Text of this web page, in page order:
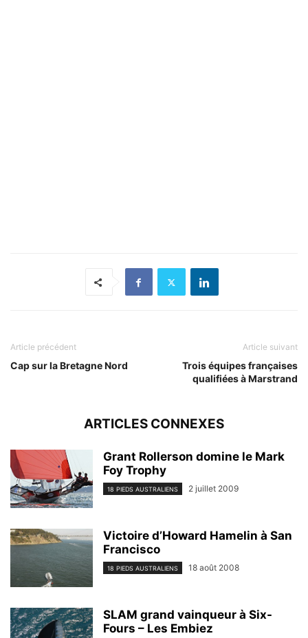
Article précédent
Cap sur la Bretagne Nord
Article suivant
Trois équipes françaises
qualifiées à Marstrand
ARTICLES CONNEXES
Grant Rollerson domine le Mark
Foy Trophy
18 PIEDS AUSTRALIENS 2 juillet 2009
Victoire d’Howard Hamelin à San
Francisco
18 PIEDS AUSTRALIENS 18 août 2008
SLAM grand vainqueur à Six-
Fours – Les Embiez